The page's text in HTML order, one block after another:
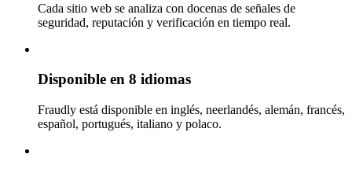
Cada sitio web se analiza con docenas de señales de
seguridad, reputación y verificación en tiempo real.
Disponible en 8 idiomas
Fraudly está disponible en inglés, neerlandés, alemán, francés,
español, portugués, italiano y polaco.